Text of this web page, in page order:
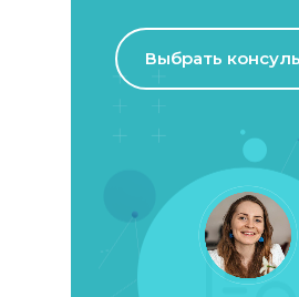
Выбрать